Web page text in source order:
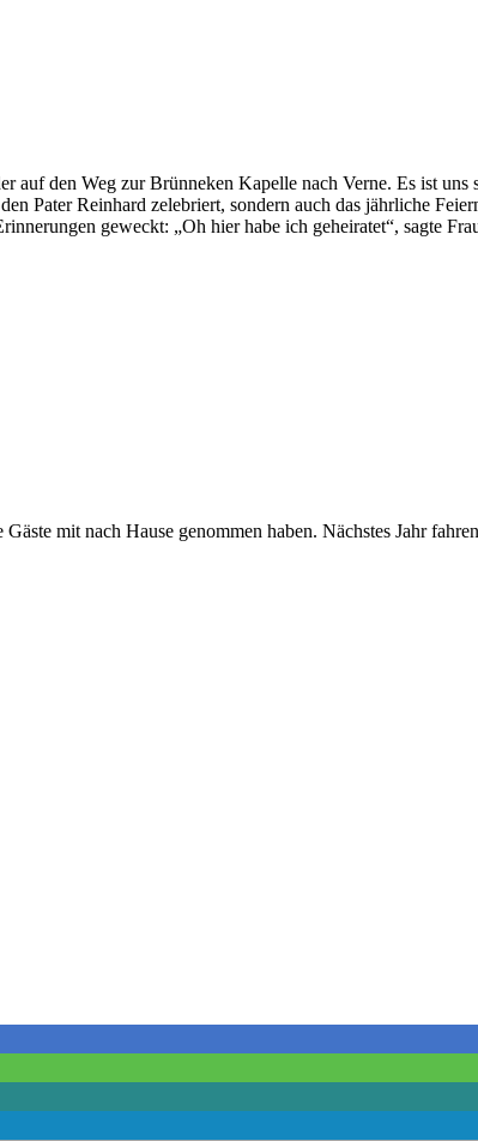
auf den Weg zur Brünneken Kapelle nach Verne. Es ist
Pater Reinhard zelebriert, sondern auch das jährliche
geweckt: „Oh hier habe ich geheiratet“, sagte
mit nach Hause genommen haben. Nächstes Jahr